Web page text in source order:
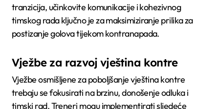
tranzicija, učinkovite komunikacije i kohezivnog
timskog rada ključno je za maksimiziranje prilika za
postizanje golova tijekom kontranapada.
Vježbe za razvoj vještina kontre
Vježbe osmišljene za poboljšanje vještina kontre
trebaju se fokusirati na brzinu, donošenje odluka i
timski rad. Treneri mogu implementirati sljedeće